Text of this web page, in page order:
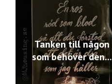
Tanken till någon
som behöver den...